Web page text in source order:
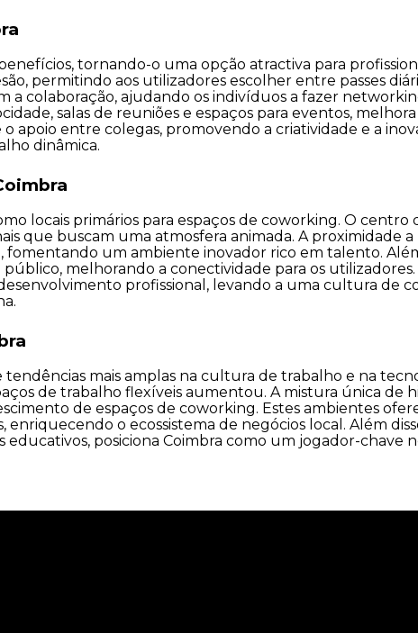
tornando-o uma opção atractiva para
permitindo aos utilizadores escolher entre passes
colaboração, ajudando os indivíduos a fazer
salas de reuniões e espaços para eventos,
apoio entre colegas, promovendo a criatividade e a
dinâmica.
locais primários para espaços de coworking. O
que buscam uma atmosfera animada. A proximidade
um ambiente inovador rico em talento.
melhorando a conectividade para os
profissional, levando a uma cultura de
mais amplas na cultura de trabalho e na
de trabalho flexíveis aumentou. A mistura única de
de espaços de coworking. Estes ambientes
o ecossistema de negócios local. Além
posiciona Coimbra como um jogador-chave